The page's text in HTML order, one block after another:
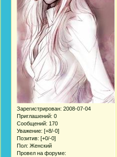
Зарегистрирован: 2008-07-04
Приглашений: 0
Сообщений: 170
Уважение: [+8/-0]
Позитив: [+0/-0]
Пол: Женский
Провел на форуме: